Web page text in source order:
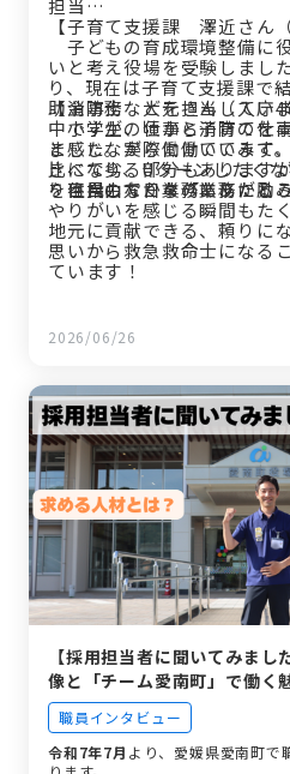
【子育て支援課 澤近さん
子どもの育成環境整備に
いと考え役場を受験しまし
り、現在は子育て支援課で
助金事務などを担当してい
中ですが、仕事と子育てを
と感じながら働けています
きになり、Uターンしたく
を目指して日々の業務に励
【消防士 大元さん（入庁4
小学生の頃から消防の仕
ました。実際に働いてみて
比べて劣る部分もあります
り不自由なく業務にあたる
住民の方から「ありがと
やりがいを感じる瞬間もた
地元に貢献できる、頼りに
思いから救急救命士になる
ています！
2026/06/26
【採用担当者に聞いてみま
像と「チーム愛南町」で働く
職員インタビュー
令和7年7月 より、愛媛県愛南町で